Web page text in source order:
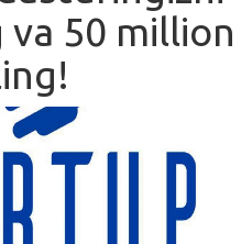
50 million